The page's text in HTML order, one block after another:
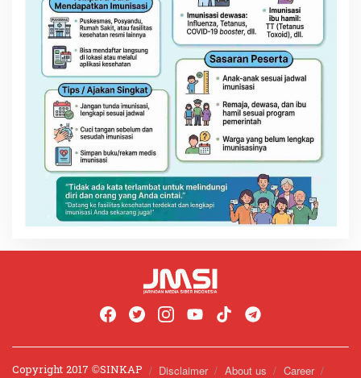
Copyright 2017 ©️SINKAP Disclaimer About us
Career